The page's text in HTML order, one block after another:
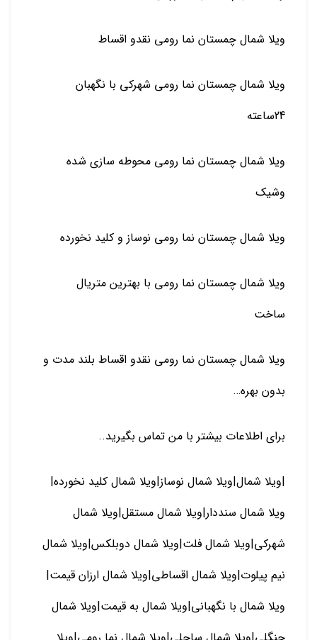
ویلا شمال چمستان نما رومی نقدو اقساط
ویلا شمال چمستان نما رومی شهرکی با نگهبان
24ساعته
ویلا شمال چمستان نما رومی محوطه سازی شده
وشیک
ویلا شمال چمستان نما رومی نوساز و کلید نخورده
ویلا شمال چمستان نما رومی با بهترین متریال
ساخت
ویلا شمال چمستان نما رومی نقدو اقساط بلند مدت و
بدون بهره…
برای اطلاعات بیشتر با من تماس بگیرید..
|ویلا شمال|ویلا شمال نوساز|ویلا شمال کلید نخورده|
ویلا شمال سنددار|ویلا شمال مستقل|ویلا شمال
شهرکی|ویلا شمال فلت|ویلا شمال دوبلکس|ویلا شمال
نیم پیلوت|ویلا شمال اقساطی|ویلا شمال ارزان قیمت|
ویلا شمال با نگهبانی|ویلا شمال به قیمت|ویلا شمال